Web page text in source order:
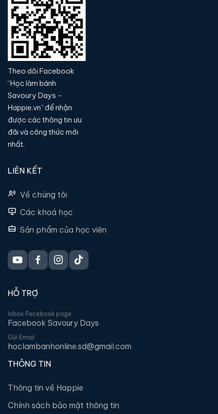
Theo dõi Facebook
“Học làm bánh
Savoury Days -
Happie.vn” để nhận
được các thông tin ưu
đãi và công thức mới
nhất.
LIÊN KẾT
Về chúng tôi
Các khoá học
Sản phẩm của học viên
HỖ TRỢ
Inbox Facebook page
Facebook Savoury Days
Gửi Email
hoclambanhonline.sd@gmail.com
THÔNG TIN
Thông tin về Happie
Chính sách bảo mật thông tin